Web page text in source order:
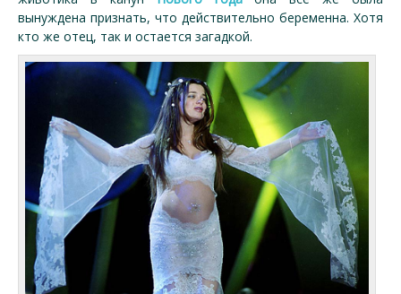
вынуждена признать, что действительно беременна. Хотя
кто же отец, так и остается загадкой.